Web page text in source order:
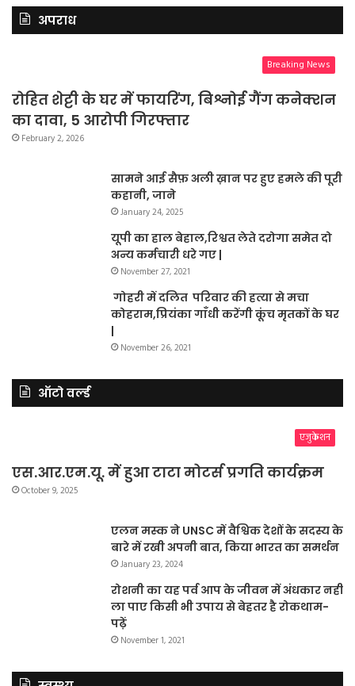
अपराध
Breaking News
रोहित शेट्टी के घर में फायरिंग, बिश्नोई गैंग कनेक्शन
का दावा, 5 आरोपी गिरफ्तार
February 2, 2026
सामने आई सैफ़ अली ख़ान पर हुए हमले की पूरी
कहानी, जाने
January 24, 2025
यूपी का हाल बेहाल,रिश्वत लेते दरोगा समेत दो
अन्य कर्मचारी धरे गए |
November 27, 2021
गोहरी में दलित परिवार की हत्या से मचा
कोहराम,प्रियंका गाँधी करेंगी कूंच मृतकों के घर
|
November 26, 2021
ऑटो वर्ल्ड
एजुकेशन
एस.आर.एम.यू. में हुआ टाटा मोटर्स प्रगति कार्यक्रम
October 9, 2025
एलन मस्क ने UNSC में वैश्विक देशों के सदस्य के
बारे में रखी अपनी बात, किया भारत का समर्थन
January 23, 2024
रोशनी का यह पर्व आप के जीवन में अंधकार नहीं
ला पाए किसी भी उपाय से बेहतर है रोकथाम-
पढ़ें
November 1, 2021